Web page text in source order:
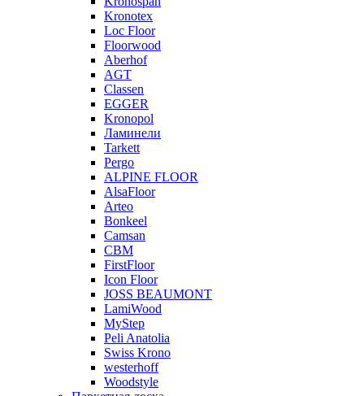
Kronotex
Loc Floor
Floorwood
Aberhof
AGT
Classen
EGGER
Kronopol
Ламинели
Tarkett
Pergo
ALPINE FLOOR
AlsaFloor
Arteo
Bonkeel
Camsan
CBM
FirstFloor
Icon Floor
JOSS BEAUMONT
LamiWood
MyStep
Peli Anatolia
Swiss Krono
westerhoff
Woodstyle